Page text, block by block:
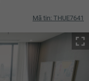
Mã tin: THUE7641